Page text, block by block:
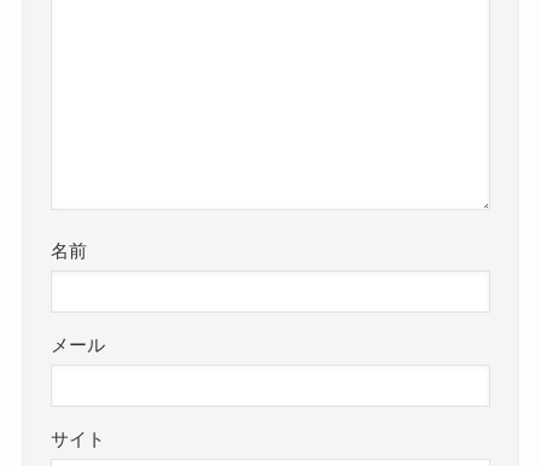
名前
メール
サイト